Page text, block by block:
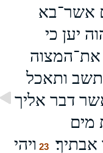
אשר־בא
יען כי
את־המצוה
ותאכל
דבר אליך
מים
23 ויהי